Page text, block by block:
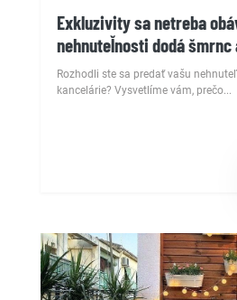
Exkluzivity sa netreba
nehnuteľnosti dodá
Rozhodli ste sa predať vašu
kancelárie? Vysvetlíme vám, prečo...